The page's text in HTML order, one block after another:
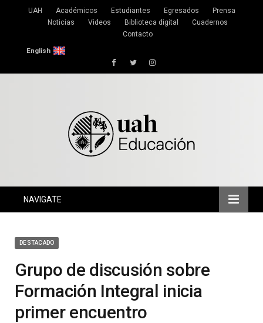
UAH Académicos Estudiantes Egresados
Prensa
Noticias
Videos Biblioteca digital
Cuadernos
Contacto
English
FacebookTwitterInstagram
NAVIGATE
DESTACADO
Grupo de discusión sobre
Formación Integral inicia
primer encuentro